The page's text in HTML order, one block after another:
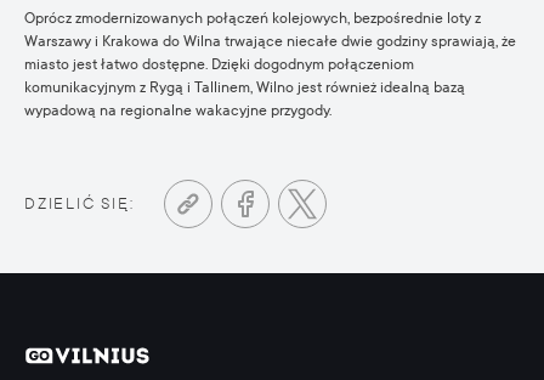
Oprócz zmodernizowanych połączeń kolejowych, bezpośrednie loty z
Warszawy i Krakowa do Wilna trwające niecałe dwie godziny sprawiają, że
miasto jest łatwo dostępne. Dzięki dogodnym połączeniom
komunikacyjnym z Rygą i Tallinem, Wilno jest również idealną bazą
wypadową na regionalne wakacyjne przygody.
DZIELIĆ SIĘ: